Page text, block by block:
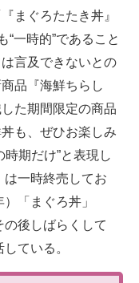
まぐろたたき丼』
“一時的”であること
言及できないとの
品『海鮮ちらし
た期間限定の商品
も、ぜひお楽しみ
期だけ”と表現し
一時終売してお
「まぐろ丼」
の後しばらくして
ている。